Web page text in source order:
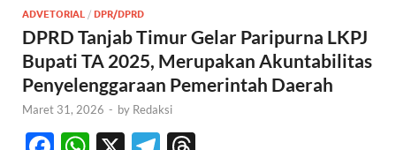
ADVETORIAL / DPR/DPRD
DPRD Tanjab Timur Gelar Paripurna LKPJ
Bupati TA 2025, Merupakan Akuntabilitas
Penyelenggaraan Pemerintah Daerah
Maret 31, 2026 - by Redaksi